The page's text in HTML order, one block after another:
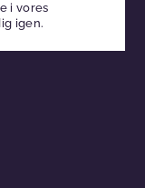
i vores
igen.